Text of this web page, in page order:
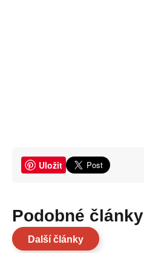
Uložit
Podobné články
Další články